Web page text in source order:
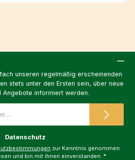
unseren regelmäßig erscheinenden
stets unter den Ersten sein, über neue
Angebote informiert werden.
Datenschutz
zur Kenntnis genommen
und bin mit ihnen einverstanden. *